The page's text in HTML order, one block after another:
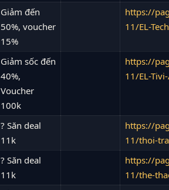
Giảm đến
50%, voucher
15%
https://
11/EL-
Giảm sốc đến
40%,
Voucher
100k
https://
11/EL-
? Săn deal
11k
https://
11/thoi-
? Săn deal
11k
https://
11/the-